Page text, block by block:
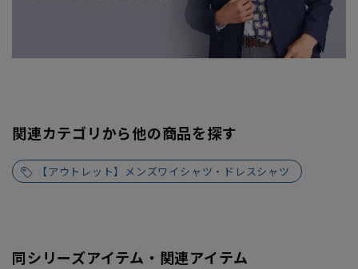
関連カテゴリから他の商品を探す
【アウトレット】メンズワイシャツ・ドレスシャツ
同シリーズアイテム・関連アイテム